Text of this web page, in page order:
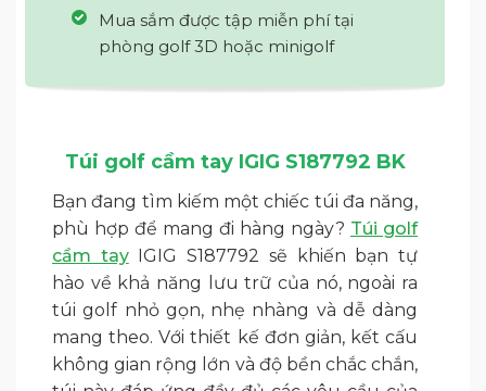
Mua sắm được tập miễn phí tại
phòng golf 3D hoặc minigolf
Túi golf cầm tay IGIG S187792 BK
Bạn đang tìm kiếm một chiếc túi đa năng,
phù hợp để mang đi hàng ngày? Túi golf
cầm tayIGIG S187792 sẽ khiến bạn tự
hào về khả năng lưu trữ của nó, ngoài ra
túi golf nhỏ gọn, nhẹ nhàng và dễ dàng
mang theo. Với thiết kế đơn giản, kết cấu
không gian rộng lớn và độ bền chắc chắn,